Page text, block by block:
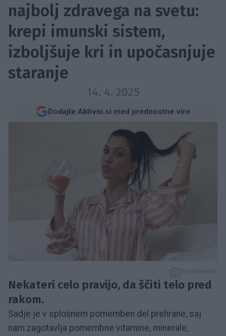
najbolj zdravega na svetu:
krepi imunski sistem,
izboljšuje kri in upočasnjuje
staranje
14. 4. 2025
Dodajte Aktivni.si med prednostne vire
Nekateri celo pravijo, da ščiti telo pred
rakom.
Sadje je v splošnem pomemben del prehrane, saj
nam zagotavlja pomembne vitamine, minerale,